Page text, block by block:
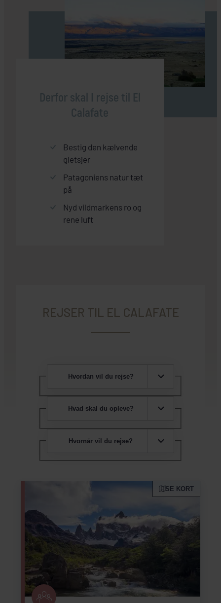
Derfor skal I rejse til El
Calafate
Bestig den kælvende
gletsjer
Patagoniens natur tæt
på
Nyd vildmarkens ro og
rene luft
REJSER TIL EL CALAFATE
Hvordan vil du rejse?
Hvad skal du opleve?
Hvornår vil du rejse?
SE KORT